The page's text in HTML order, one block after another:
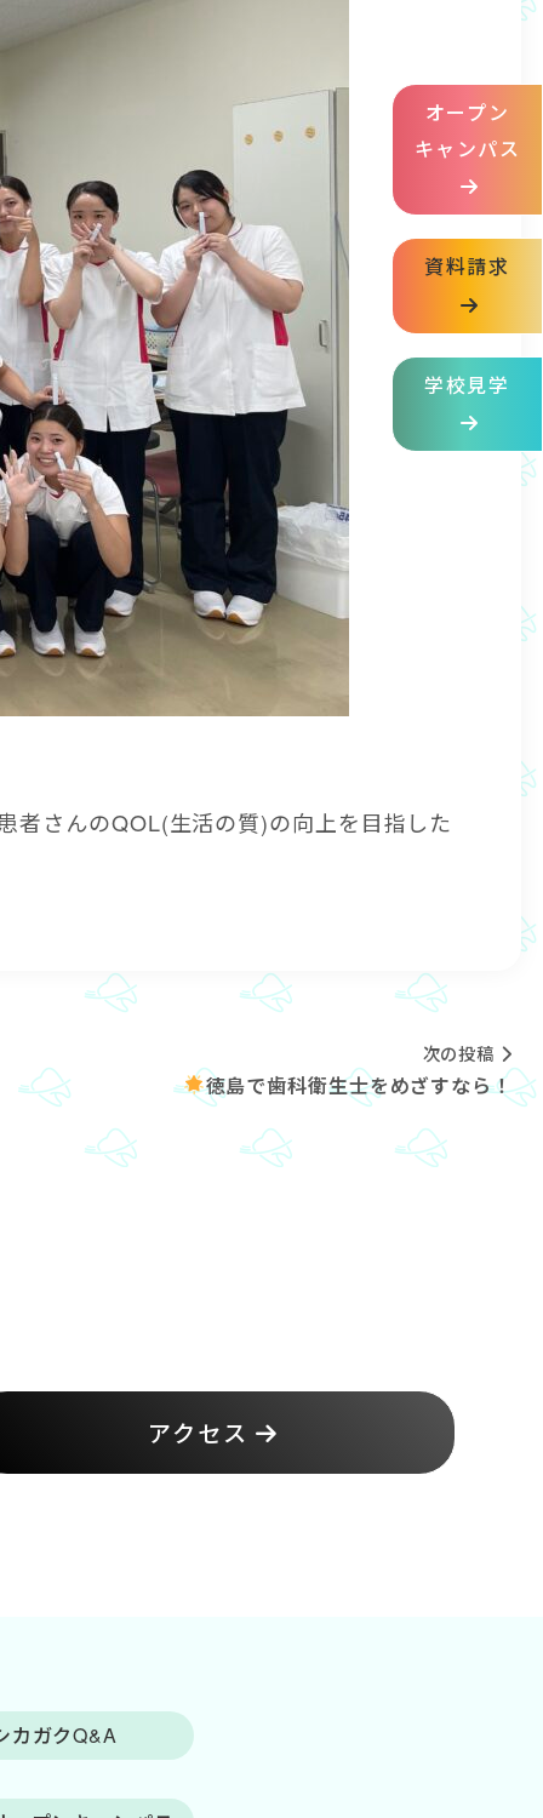
オープン
キャンパス
資料請求
学校見学
者さんのQOL(生活の質)の向上を目指した
次の投稿
徳島で歯科衛生士をめざすなら！
アクセス
カガクQ&A